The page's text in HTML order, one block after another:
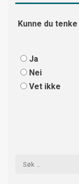
Kunne du
Ja
Nei
Vet ikke